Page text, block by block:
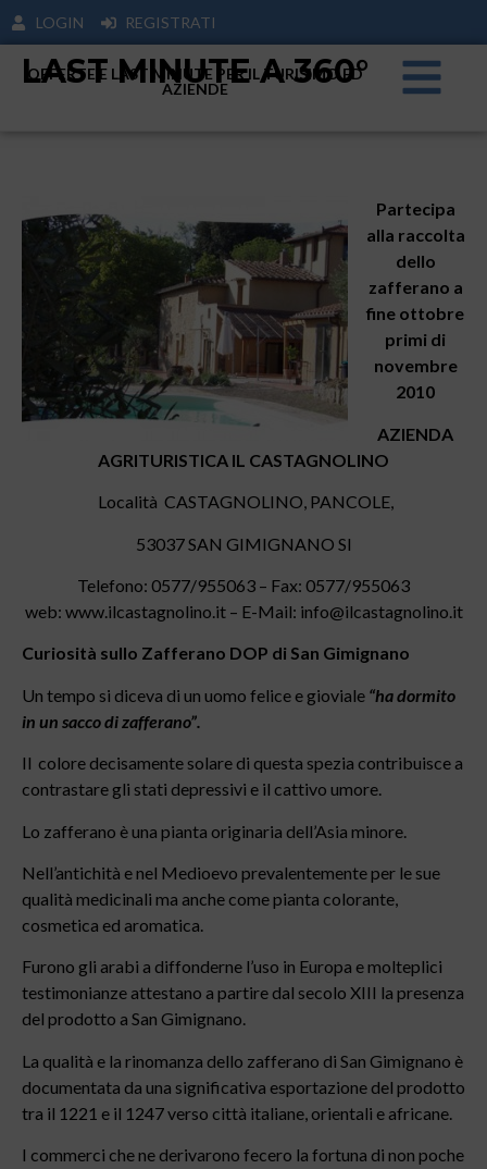
LOGIN REGISTRATI
LAST MINUTE A 360°
OFFERTE E LAST MINUTE PER IL TURISIMO ED
AZIENDE
Partecipa
alla raccolta
dello
zafferano a
fine ottobre
primi di
novembre
2010
AZIENDA
AGRITURISTICA IL CASTAGNOLINO
Località CASTAGNOLINO, PANCOLE,
53037 SAN GIMIGNANO SI
Telefono: 0577/955063 – Fax: 0577/955063
web: www.ilcastagnolino.it – E-Mail: info@ilcastagnolino.it
Curiosità sullo Zafferano DOP di San Gimignano
Un tempo si diceva di un uomo felice e gioviale “ha dormito
in un sacco di zafferano”.
Il colore decisamente solare di questa spezia contribuisce a
contrastare gli stati depressivi e il cattivo umore.
Lo zafferano è una pianta originaria dell’Asia minore.
Nell’antichità e nel Medioevo prevalentemente per le sue
qualità medicinali ma anche come pianta colorante,
cosmetica ed aromatica.
Furono gli arabi a diffonderne l’uso in Europa e molteplici
testimonianze attestano a partire dal secolo XIII la presenza
del prodotto a San Gimignano.
La qualità e la rinomanza dello zafferano di San Gimignano è
documentata da una significativa esportazione del prodotto
tra il 1221 e il 1247 verso città italiane, orientali e africane.
I commerci che ne derivarono fecero la fortuna di non poche